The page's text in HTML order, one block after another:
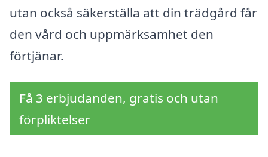
utan också säkerställa att din trädgård får
den vård och uppmärksamhet den
förtjänar.
Få 3 erbjudanden, gratis och utan
förpliktelser